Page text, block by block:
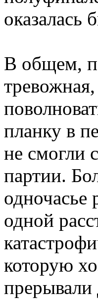
оказалась
В общем,
планку в
не смогли
партии.
одночасье
одной
которую